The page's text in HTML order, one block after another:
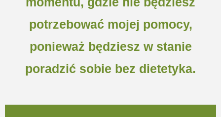
potrzebować mojej pomocy,
ponieważ będziesz w stanie
poradzić sobie bez dietetyka.